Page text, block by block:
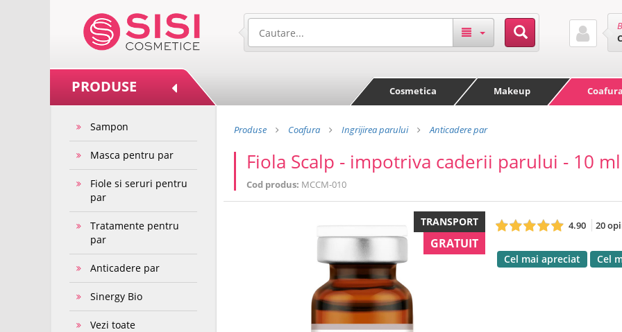
PRODUSE Cosmetica Makeup Coafura
Sampon
Masca pentru par
Fiole si seruri pentru
par
Tratamente pentru
par
Anticadere par
Sinergy Bio
Vezi toate
Produse Coafura Ingrijirea parului Anticadere par
Fiola Scalp - impotriva caderii parului - 10 ml
Cod produs: MCCM-010
TRANSPORT
GRATUIT
4.90 20
Cel mai apreciat Cel